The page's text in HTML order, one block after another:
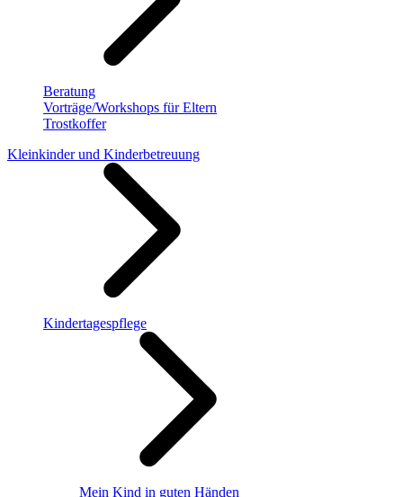
Beratung
Vorträge/Workshops für Eltern
Trostkoffer
Kleinkinder und Kinderbetreuung
Kindertagespflege
Mein Kind in guten Händen